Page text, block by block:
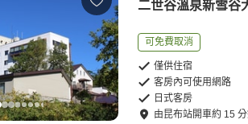
二世谷溫泉新雪谷
可免費取消
僅供住宿
客房內可使用網路
日式客房
由昆布站開車約 15